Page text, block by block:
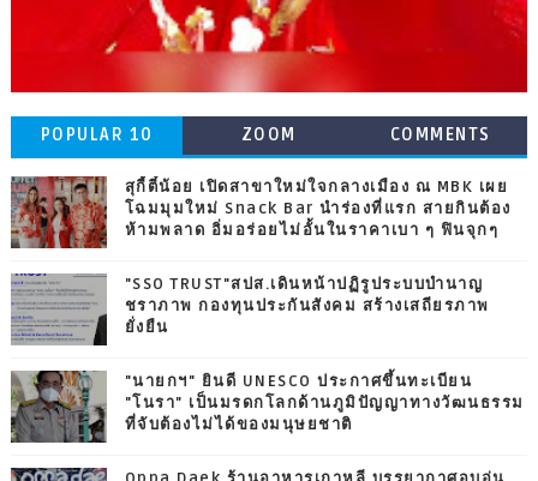
POPULAR 10 ZOOM COMMENTS
สุกี้ตี๋น้อย เปิดสาขาใหม่ใจกลางเมือง ณ MBK เผย
โฉมมุมใหม่ Snack Bar นำร่องที่แรก สายกินต้อง
ห้ามพลาด อิ่มอร่อยไม่อั้นในราคาเบา ๆ ฟินจุกๆ
"SSO TRUST"สปส.เดินหน้าปฏิรูประบบบำนาญ
ชราภาพ กองทุนประกันสังคม สร้างเสถียรภาพ
ยั่งยืน
"นายกฯ" ยินดี UNESCO ประกาศขึ้นทะเบียน
"โนรา" เป็นมรดกโลกด้านภูมิปัญญาทางวัฒนธรรม
ที่จับต้องไม่ได้ของมนุษยชาติ